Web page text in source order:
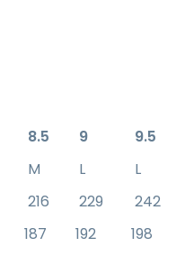
8.5 9 9.5
M L L
216 229 242
187 192 198